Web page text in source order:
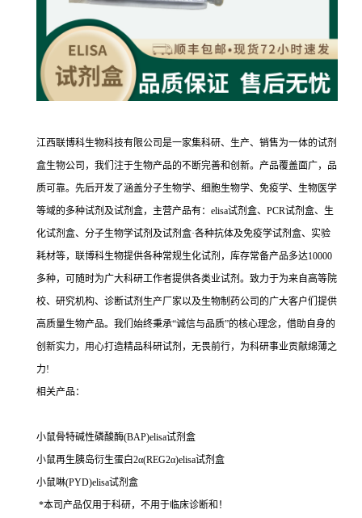
江西联博科生物科技有限公司是一家集科研、生产、销售为一体的试剂
盒生物公司，我们注于生物产品的不断完善和创新。产品覆盖面广，品
质可靠。先后开发了涵盖分子生物学、细胞生物学、免疫学、生物医学
等域的多种试剂及试剂盒，主营产品有：elisa试剂盒、PCR试剂盒、生
化试剂盒、分子生物学试剂及试剂盒·各种抗体及免疫学试剂盒、实验
耗材等，联博科生物提供各种常规生化试剂，库存常备产品多达10000
多种，可随时为广大科研工作者提供各类业试剂。致力于为来自高等院
校、研究机构、诊断试剂生产厂家以及生物制药公司的广大客户们提供
高质量生物产品。我们始终秉承“诚信与品质”的核心理念，借助自身的
创新实力，用心打造精品科研试剂，无畏前行，为科研事业贡献绵薄之
力!
相关产品：
小鼠骨特碱性磷酸酶(BAP)elisa试剂盒
小鼠再生胰岛衍生蛋白2α(REG2α)elisa试剂盒
小鼠啉(PYD)elisa试剂盒
*本司产品仅用于科研，不用于临床诊断和！